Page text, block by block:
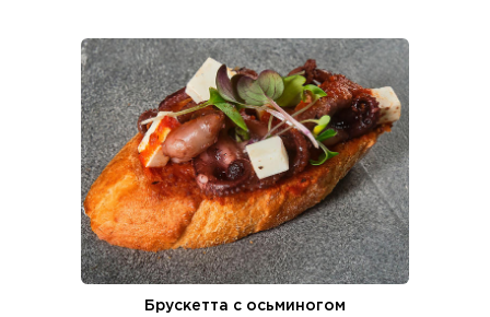
Брускетта с осьминогом